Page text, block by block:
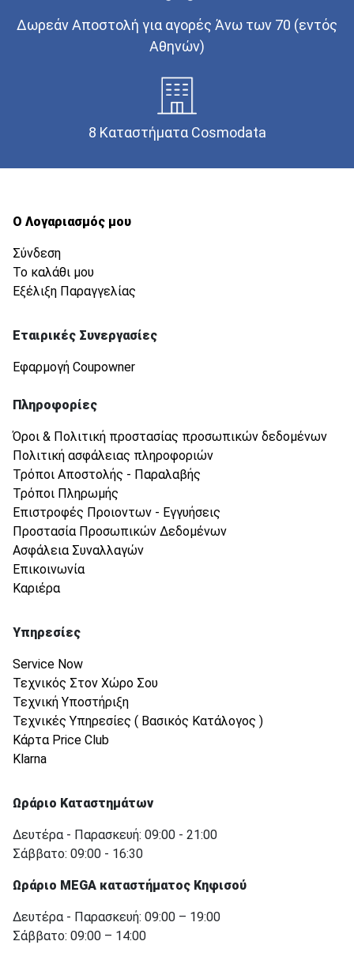
Δωρεάν Αποστολή για αγορές Άνω των 70 (εντός
Αθηνών)
8 Καταστήματα Cosmodata
Ο Λογαριασμός μου
Σύνδεση
Το καλάθι μου
Εξέλιξη Παραγγελίας
Εταιρικές Συνεργασίες
Εφαρμογή Coupowner
Πληροφορίες
Όροι & Πολιτική προστασίας προσωπικών δεδομένων
Πολιτική ασφάλειας πληροφοριών
Τρόποι Αποστολής - Παραλαβής
Τρόποι Πληρωμής
Επιστροφές Προιοντων - Εγγυήσεις
Προστασία Προσωπικών Δεδομένων
Ασφάλεια Συναλλαγών
Επικοινωνία
Καριέρα
Υπηρεσίες
Service Now
Τεχνικός Στον Χώρο Σου
Τεχνική Υποστήριξη
Τεχνικές Υπηρεσίες ( Βασικός Κατάλογος )
Κάρτα Price Club
Klarna
Ωράριο Καταστημάτων
Δευτέρα - Παρασκευή: 09:00 - 21:00
Σάββατο: 09:00 - 16:30
Ωράριο MEGA καταστήματος Κηφισού
Δευτέρα - Παρασκευή: 09:00 – 19:00
Σάββατο: 09:00 – 14:00